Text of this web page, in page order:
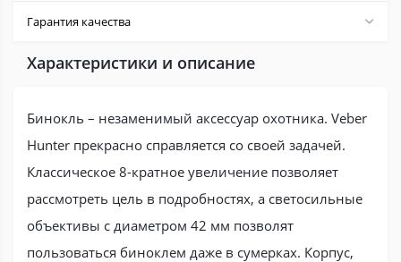
Гарантия качества
Характеристики и описание
Бинокль – незаменимый аксессуар охотника. Veber
Hunter прекрасно справляется со своей задачей.
Классическое 8-кратное увеличение позволяет
рассмотреть цель в подробностях, а светосильные
объективы с диаметром 42 мм позволят
пользоваться биноклем даже в сумерках. Корпус,